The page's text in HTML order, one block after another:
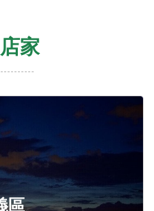
家
區